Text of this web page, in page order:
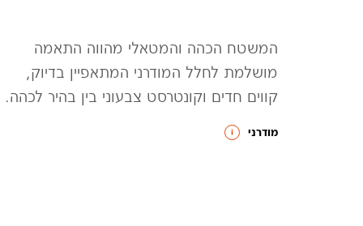
המשטח הכהה והמטאלי מהווה התאמה
מושלמת לחלל המודרני המתאפיין בדיוק,
קווים חדים וקונטרסט צבעוני בין בהיר לכהה.
מודרני